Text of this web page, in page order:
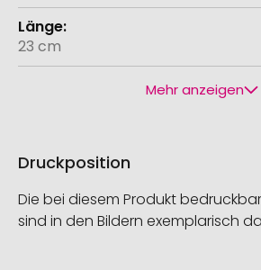
23 cm
Mehr anzeigen
Druckposition
Die bei diesem Produkt
sind in den Bildern exemplarisch